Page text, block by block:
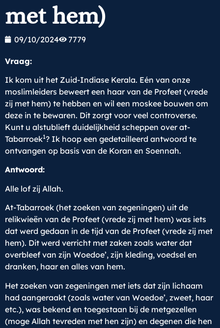
met hem)
09/10/2024 7779
Vraag:
Ik kom uit het Zuid-Indiase Kerala. Eén van onze
moslimleiders beweert een haar van de Profeet (vrede
zij met hem) te hebben en wil een moskee bouwen om
deze in te bewaren. Dit zorgt voor veel controverse.
Kunt u alstublieft duidelijkheid scheppen over at-
Tabarroek1? Ik hoop een gedetailleerd antwoord te
ontvangen op basis van de Koran en Soennah.
Antwoord:
Alle lof zij Allah.
At-Tabarroek (het zoeken van zegeningen) uit de
relikwieën van de Profeet (vrede zij met hem) was iets
dat werd gedaan in de tijd van de Profeet (vrede zij met
hem). Dit werd verricht met zaken zoals water dat
overbleef van zijn Woedoe’, zijn kleding, voedsel en
dranken, haar en alles van hem.
Het zoeken van zegeningen met iets dat zijn lichaam
had aangeraakt (zoals water van Woedoe’, zweet, haar
etc.), was bekend en toegestaan bij de metgezellen
(moge Allah tevreden met hen zijn) en degenen die hen